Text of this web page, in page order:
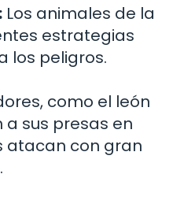
Los animales de la
estrategias
los peligros.
como el león
sus presas en
atacan con gran